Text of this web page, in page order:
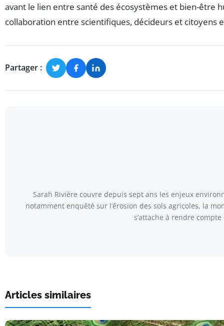
avant le lien entre santé des écosystèmes et bien-être
collaboration entre scientifiques, décideurs et
Partager :
Sarah Rivière couvre depuis sept ans les enjeux
notamment enquêté sur l’érosion des sols agricoles, la
s’attache à rendre
Articles similaires